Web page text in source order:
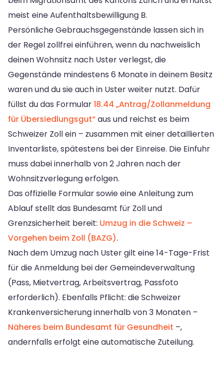
meist eine Aufenthaltsbewilligung B.
Persönliche Gebrauchsgegenstände lassen sich in
der Regel zollfrei einführen, wenn du nachweislich
deinen Wohnsitz nach Uster verlegst, die
Gegenstände mindestens 6 Monate in deinem Besitz
waren und du sie auch in Uster weiter nutzt. Dafür
füllst du das Formular18.44 „Antrag/Zollanmeldung
für Übersiedlungsgut“ aus und reichst es beim
Schweizer Zoll ein – zusammen mit einer detaillierten
Inventarliste, spätestens bei der Einreise. Die Einfuhr
muss dabei innerhalb von 2 Jahren nach der
Wohnsitzverlegung erfolgen.
Das offizielle Formular sowie eine Anleitung zum
Ablauf stellt das Bundesamt für Zoll und
Grenzsicherheit bereit: Umzug in die Schweiz –
Vorgehen beim Zoll (BAZG).
Nach dem Umzug nach Uster gilt eine 14-Tage-Frist
für die Anmeldung bei der Gemeindeverwaltung
(Pass, Mietvertrag, Arbeitsvertrag, Passfoto
erforderlich). Ebenfalls Pflicht: die Schweizer
Krankenversicherung innerhalb von 3 Monaten –
Näheres beim Bundesamt für Gesundheit –,
andernfalls erfolgt eine automatische Zuteilung.